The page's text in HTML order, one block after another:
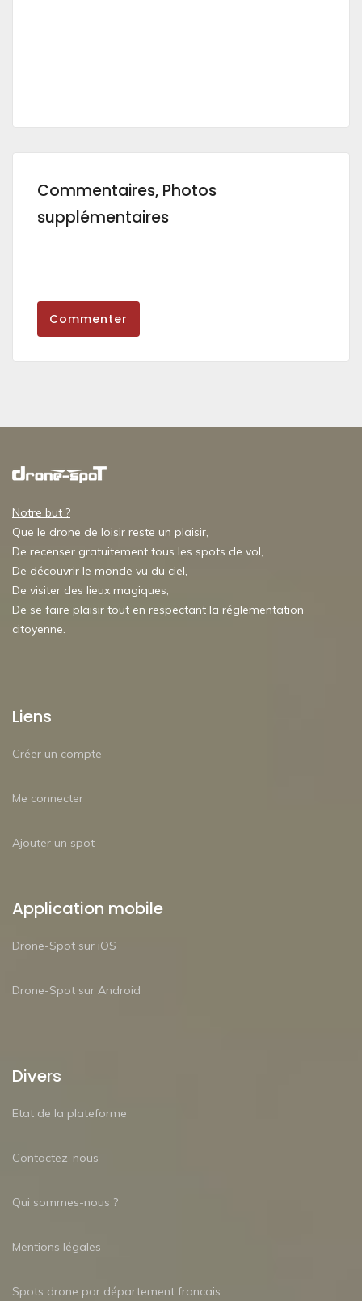
Commentaires, Photos
supplémentaires
Commenter
Notre but ?
Que le drone de loisir reste un plaisir,
De recenser gratuitement tous les spots de vol,
De découvrir le monde vu du ciel,
De visiter des lieux magiques,
De se faire plaisir tout en respectant la réglementation
citoyenne.
Liens
Créer un compte
Me connecter
Ajouter un spot
Application mobile
Drone-Spot sur iOS
Drone-Spot sur Android
Divers
Etat de la plateforme
Contactez-nous
Qui sommes-nous ?
Mentions légales
Spots drone par département francais